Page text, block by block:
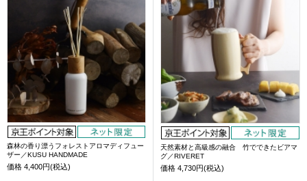
森林の香り漂うフォレストアロマディフュー
ザー／KUSU HANDMADE
価格 4,400円(税込)
天然素材と高級感の融合 竹でできたビアマ
グ／RIVERET
価格 4,730円(税込)